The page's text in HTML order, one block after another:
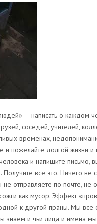
— написать о каждом
соседей, учителей,
временах,
и пожелайте долгой жизни и
и напишите письмо,
Получите все это. Ничего
не отправляете по почте, не
как мусор. Эффект
к другой праны. Мы
знаем и чьи лица и имена